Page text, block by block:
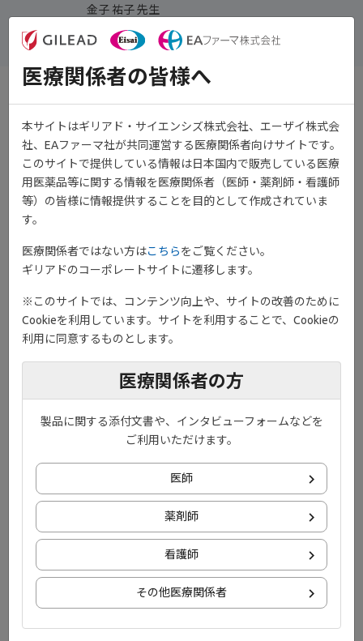
金子 祐子 先生
治療開始の段階で、関節リウマチの治療ゴールである関節破壊の
抑制を目指すことや、将来的な治療の全体像を把握していただく
事で、患者さんの治療への理解を深め、患者さんからの要望を伝
えやすくすることが重要です。
本動画でご紹介している資材
医療関係者の皆様へ
本サイトはギリアド・サイエンシズ株式会社、エーザイ株式会
社、EAファーマ社が共同運営する医療関係者向けサイトです。
このサイトで提供している情報は日本国内で販売している医療
用医薬品等に関する情報を医療関係者（医師・薬剤師・看護師
等）の皆様に情報提供することを目的として作成されていま
す。
医療関係者ではない方はこちらをご覧ください。
ギリアドのコーポレートサイトに遷移します。
※このサイトでは、コンテンツ向上や、サイトの改善のために
Cookieを利用しています。サイトを利用することで、Cookieの
利用に同意するものとします。
医療関係者の方
製品に関する添付文書や、インタビューフォームなどを
ご利用いただけます。
医師
薬剤師
看護師
その他医療関係者